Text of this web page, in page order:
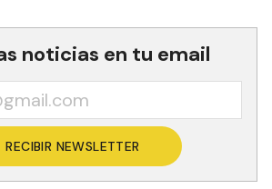
noticias en tu email
RECIBIR NEWSLETTER